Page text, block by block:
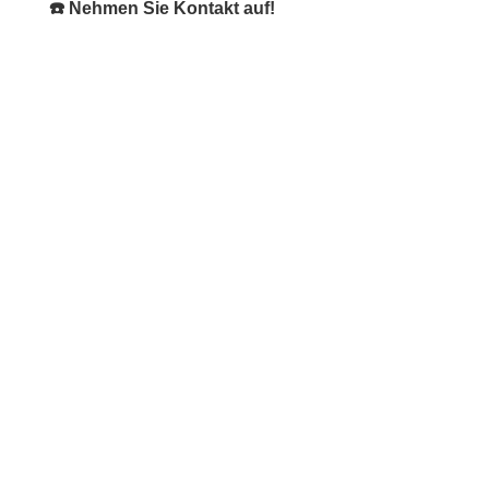
☎️ Nehmen Sie Kontakt auf!